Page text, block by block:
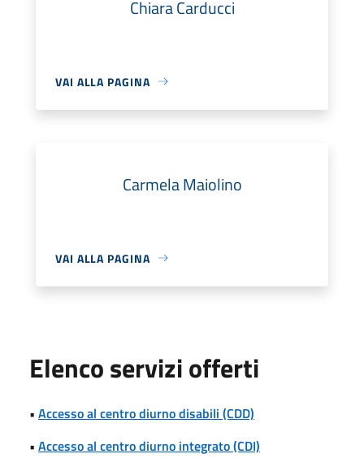
Chiara Carducci
VAI ALLA PAGINA
Carmela Maiolino
VAI ALLA PAGINA
Elenco servizi offerti
• Accesso al centro diurno disabili (CDD)
• Accesso al centro diurno integrato (CDI)